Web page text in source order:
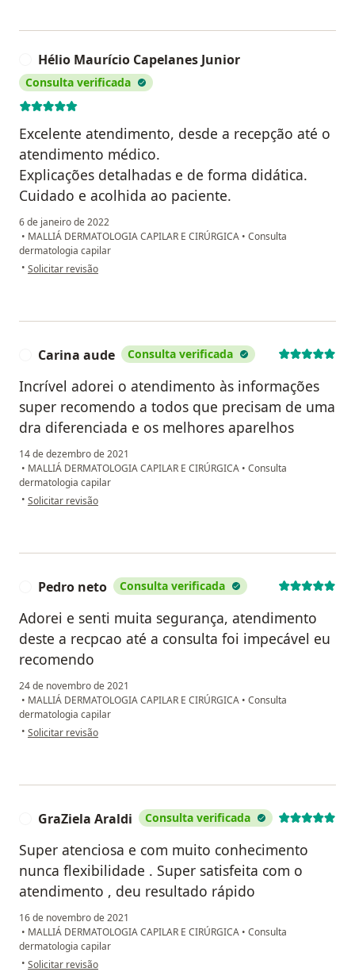
Hélio Maurício Capelanes Junior
Consulta verificada
Excelente atendimento, desde a recepção até o
atendimento médico.
Explicações detalhadas e de forma didática.
Cuidado e acolhida ao paciente.
6 de janeiro de 2022
• MALLIÁ DERMATOLOGIA CAPILAR E CIRÚRGICA • Consulta
dermatologia capilar
• na opinião do utilizador Hélio Maurício Capelanes Junior
Solicitar revisão
Carina aude Consulta verificada
Incrível adorei o atendimento às informações
super recomendo a todos que precisam de uma
dra diferenciada e os melhores aparelhos
14 de dezembro de 2021
• MALLIÁ DERMATOLOGIA CAPILAR E CIRÚRGICA • Consulta
dermatologia capilar
• na opinião do utilizador Carina aude
Solicitar revisão
Pedro neto Consulta verificada
Adorei e senti muita segurança, atendimento
deste a recpcao até a consulta foi impecável eu
recomendo
24 de novembro de 2021
• MALLIÁ DERMATOLOGIA CAPILAR E CIRÚRGICA • Consulta
dermatologia capilar
• na opinião do utilizador Pedro neto
Solicitar revisão
GraZiela Araldi Consulta verificada
Super atenciosa e com muito conhecimento
nunca flexibilidade . Super satisfeita com o
atendimento , deu resultado rápido
16 de novembro de 2021
• MALLIÁ DERMATOLOGIA CAPILAR E CIRÚRGICA • Consulta
dermatologia capilar
• na opinião do utilizador GraZiela Araldi
Solicitar revisão